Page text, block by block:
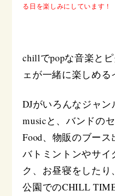
る日を楽しみにしています！
chillでpopな音楽と
ェが一緒に楽しめる
DJがいろんなジャ
musicと、バンドの
Food、物販のブース
バトミントンやサイ
ク、お昼寝をしたり
公園でのCHILL